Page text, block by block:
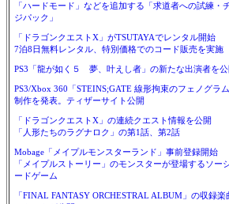
「ハードモード」などを追加する「求道者への試練・
ジパック」
「ドラゴンクエストX」がTSUTAYAでレンタル開始
7泊8日無料レンタル、特別価格でのコード販売を実施
PS3「龍が如く５ 夢、叶えし者」の新たな出演者を公
PS3/Xbox 360「STEINS;GATE 線形拘束のフェノグラム
制作を発表。ティザーサイト公開
「ドラゴンクエストX」の連続クエスト情報を公開
「人形たちのラグナロク」の第1話、第2話
Mobage「メイプルモンスターランド」事前登録開始
「メイプルストーリー」のモンスターが登場するソー
ードゲーム
「FINAL FANTASY ORCHESTRAL ALBUM」の収録楽